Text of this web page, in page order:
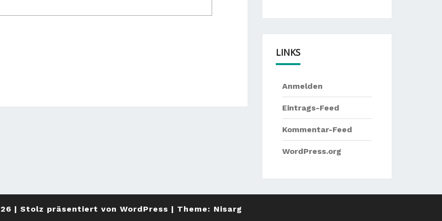
LINKS
Anmelden
Eintrags-Feed
Kommentar-Feed
WordPress.org
| Stolz präsentiert von WordPress | Theme: Nisarg